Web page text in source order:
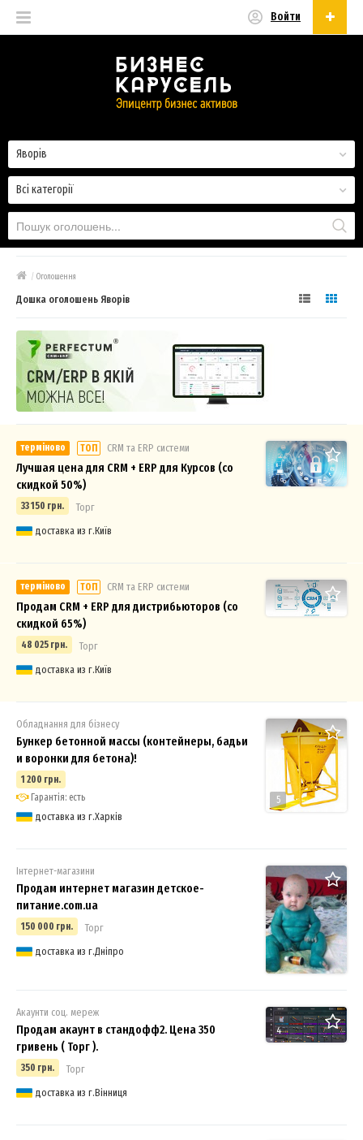
Войти
Всі категорії
Яворів
/ Оголошення
Дошка оголошень Яворів
терміново ТОП СRM та ERP системи
Лучшая цена для CRM + ERP для Курсов (со
скидкой 50%)
33 150 грн.
Торг
доставка из г.Київ
терміново ТОП СRM та ERP системи
Продам CRM + ERP для дистрибьюторов (со
скидкой 65%)
48 025 грн.
Торг
доставка из г.Київ
5
Обладнання для бізнесу
Бункер бетонной массы (контейнеры, бадьи
и воронки для бетона)!
1 200 грн.
Гарантія: есть
доставка из г.Харків
Інтернет-магазини
Продам интернет магазин детское-
питание.com.ua
150 000 грн.
Торг
доставка из г.Дніпро
4
Акаунти соц. мереж
Продам акаунт в стандофф2. Цена 350
гривень ( Торг ).
350 грн.
Торг
доставка из г.Вінниця